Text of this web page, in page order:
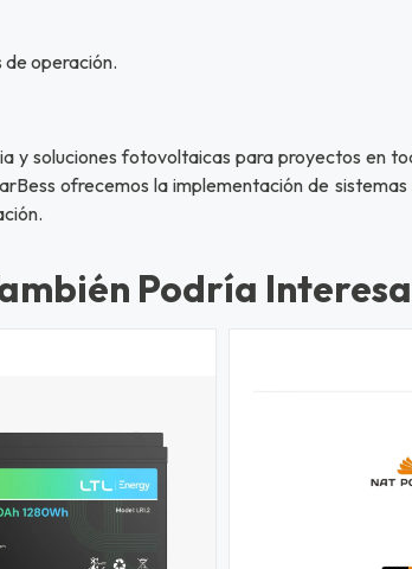
operación.
y soluciones fotovoltaicas para proyectos en
ofrecemos la implementación de
Podría